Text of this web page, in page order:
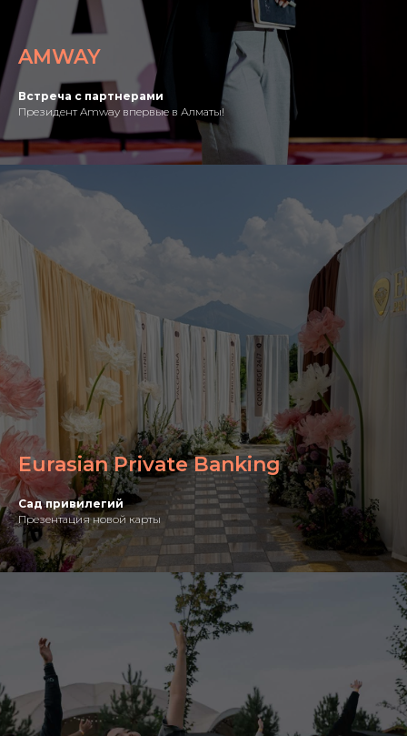
AMWAY
Встреча с партнерами
Президент Amway впервые в Алматы!
Eurasian Private Banking
Сад привилегий
Презентация новой карты
Смотреть все кейсы
Наши услуги
Event-агентство Smart Events занимается
организацией и проведением
мероприятий любого формата в Алматы и
Казахстане.